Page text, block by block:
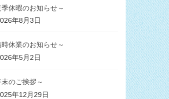
季休暇のお知らせ～
年8月3日
時休業のお知らせ～
年5月2日
末のご挨拶～
年12月29日